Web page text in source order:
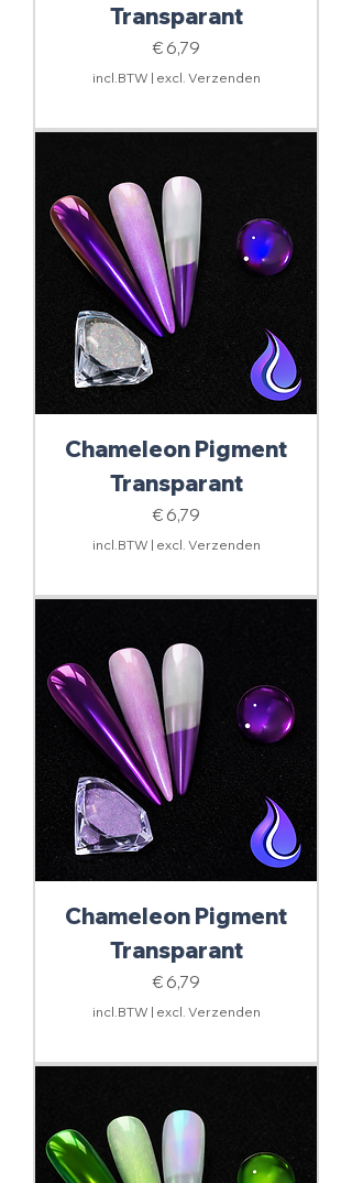
Transparant
Prijs
€ 6,79
incl.BTW | excl. Verzenden
Chameleon Pigment
Transparant
Prijs
€ 6,79
incl.BTW | excl. Verzenden
Chameleon Pigment
Transparant
Prijs
€ 6,79
incl.BTW | excl. Verzenden